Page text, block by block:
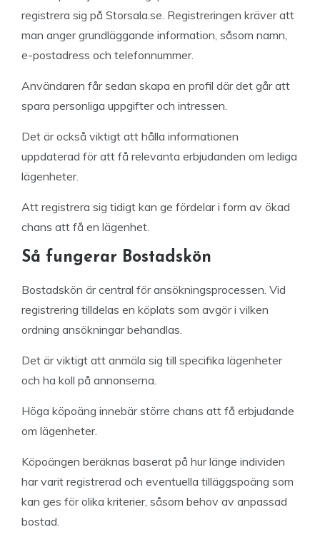
registrera sig på Storsala.se. Registreringen kräver att
man anger grundläggande information, såsom namn,
e-postadress och telefonnummer.
Användaren får sedan skapa en profil där det går att
spara personliga uppgifter och intressen.
Det är också viktigt att hålla informationen
uppdaterad för att få relevanta erbjudanden om lediga
lägenheter.
Att registrera sig tidigt kan ge fördelar i form av ökad
chans att få en lägenhet.
Så fungerar Bostadskön
Bostadskön är central för ansökningsprocessen. Vid
registrering tilldelas en köplats som avgör i vilken
ordning ansökningar behandlas.
Det är viktigt att anmäla sig till specifika lägenheter
och ha koll på annonserna.
Höga köpoäng innebär större chans att få erbjudande
om lägenheter.
Köpoängen beräknas baserat på hur länge individen
har varit registrerad och eventuella tilläggspoäng som
kan ges för olika kriterier, såsom behov av anpassad
bostad.